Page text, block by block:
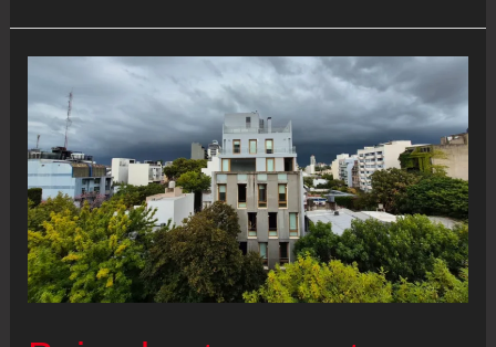
de
luego
del
repunte
de
la
inflación
en